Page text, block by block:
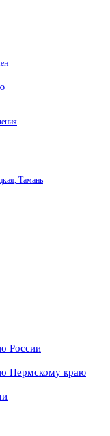
Тамань
России
Пермскому краю